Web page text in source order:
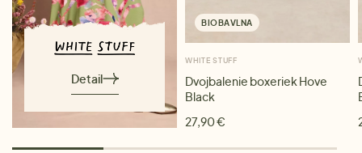
Detail
BIOBAVLNA
WHITE STUFF
Dvojbalenie boxeriek Hove
Black
27,90 €